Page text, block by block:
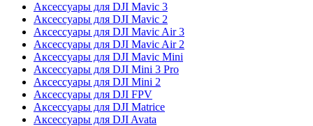
Аксессуары для DJI Mavic 3
Аксессуары для DJI Mavic 2
Аксессуары для DJI Mavic Air 3
Аксессуары для DJI Mavic Air 2
Аксессуары для DJI Mavic Mini
Аксессуары для DJI Mini 3 Pro
Аксессуары для DJI Mini 2
Аксессуары для DJI FPV
Аксессуары для DJI Matrice
Аксессуары для DJI Avata